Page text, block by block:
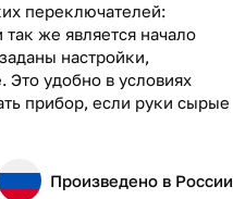
переключателей:
же является начало
настройки,
удобно в условиях
прибор, если руки сырые
Произведено в России